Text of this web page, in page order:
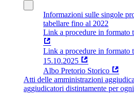
Informazioni sulle singole
tabellare fino al 2022
Link a procedure in formato
Link a procedure in formato
15.10.2025
Albo Pretorio Storico
Atti delle amministrazioni
aggiudicatori distintamente per